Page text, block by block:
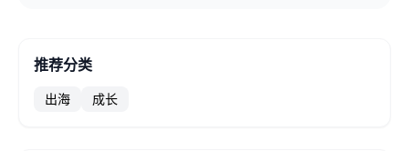
推荐分类
出海 成长